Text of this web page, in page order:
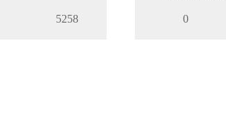
5258 0